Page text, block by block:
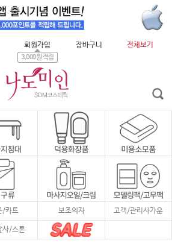
회원가입
3,000원 적립
장바구니 전체보기
/카트 보조의자 고객/관리사가운
사/스톤